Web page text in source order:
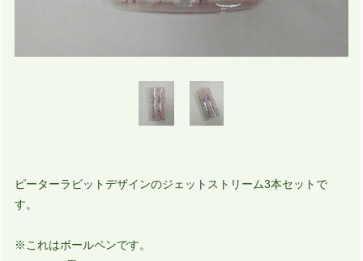
ピーターラビットデザインのジェットストリーム3本セットで
す。
※これはボールペンです。